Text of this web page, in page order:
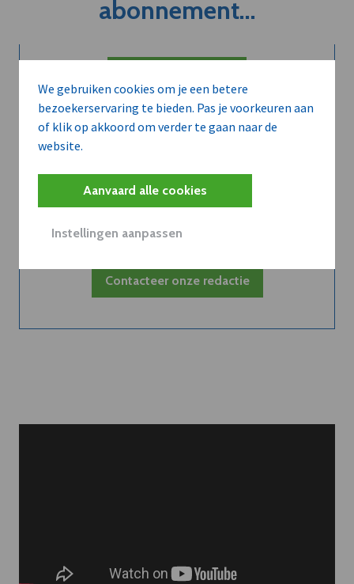
We gebruiken cookies om je een betere
bezoekerservaring te bieden. Pas je voorkeuren aan
of klik op akkoord om verder te gaan naar de
website.
Aanvaard alle cookies
Instellingen aanpassen
abonnement...
Belangrijk nieuws te
delen?
Contacteer onze redactie